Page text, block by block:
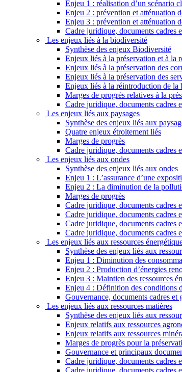
Enjeu 1 : réalisation d’un scénario
Enjeu 2 : prévention et atténuation
Enjeu 3 : prévention et atténuation
Cadre juridique, documents cadres
Les enjeux liés à la biodiversité
Synthèse des enjeux Biodiversité
Enjeux liés à la préservation et à la
Enjeux liés à la préservation des
Enjeux liés à la préservation des
Enjeux liés à la réintroduction de la
Marges de progrès relatives à la
Cadre juridique, documents cadres
Les enjeux liés aux paysages
Synthèse des enjeux liés aux
Quatre enjeux étroitement liés
Marges de progrès
Cadre juridique, documents cadres
Les enjeux liés aux ondes
Synthèse des enjeux liés aux ondes
Enjeu 1 : L’assurance d’une
Enjeu 2 : La diminution de la
Marges de progrès
Cadre juridique, documents cadres
Cadre juridique, documents
Cadre juridique, documents cadres
Cadre juridique, documents
Les enjeux liés aux ressources
Synthèse des enjeux liés aux
Enjeu 1 : Diminution des
Enjeu 2 : Production d’énergies
Enjeu 3 : Maintien des ressources
Enjeu 4 : Définition des conditions
Gouvernance, documents cadres et
Les enjeux liés aux ressources matières
Synthèse des enjeux liés aux
Enjeux relatifs aux ressources
Enjeux relatifs aux ressources
Marges de progrès pour la
Gouvernance et principaux
Cadre juridique, documents cadres
Cadre juridique, documents cadres